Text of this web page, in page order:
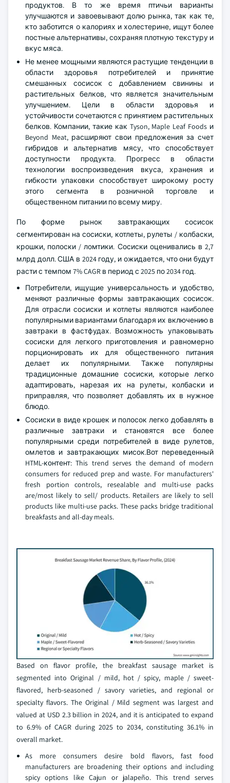
продуктов. В то же время птичьи варианты
улучшаются и завоевывают долю рынка, так как те,
кто заботится о калориях и холестерине, ищут более
постные альтернативы, сохраняя плотную текстуру и
вкус мяса.
Не менее мощными являются растущие тенденции в
области здоровья потребителей и принятие
смешанных сосисок с добавлением свинины и
растительных белков, что является значительным
улучшением. Цели в области здоровья и
устойчивости сочетаются с принятием растительных
белков. Компании, такие как Tyson, Maple Leaf Foods и
Beyond Meat, расширяют свои предложения за счет
гибридов и альтернатив мясу, что способствует
доступности продукта. Прогресс в области
технологии воспроизведения вкуса, хранения и
гибкости упаковки способствует широкому росту
этого сегмента в розничной торговле и
общественном питании по всему миру.
По форме рынок завтракающих сосисок
сегментирован на сосиски, котлеты, рулеты / колбаски,
крошки, полоски / ломтики. Сосиски оценивались в 2,7
млрд долл. США в 2024 году, и ожидается, что они будут
расти с темпом 7% CAGR в период с 2025 по 2034 год.
Потребители, ищущие универсальность и удобство,
меняют различные формы завтракающих сосисок.
Для отрасли сосиски и котлеты являются наиболее
популярными вариантами благодаря их включению в
завтраки в фастфудах. Возможность упаковывать
сосиски для легкого приготовления и равномерно
порционировать их для общественного питания
делает их популярными. Также популярны
традиционные домашние сосиски, которые легко
адаптировать, нарезая их на рулеты, колбаски и
приправляя, что позволяет добавлять их в нужное
блюдо.
Сосиски в виде крошек и полосок легко добавлять в
различные завтраки и становятся все более
популярными среди потребителей в виде рулетов,
омлетов и завтракающих мисок.Вот переведенный
HTML-контент: This trend serves the demand of modern
consumers for reduced prep and waste. For manufacturers'
fresh portion controls, resealable and multi-use packs
are/most likely to sell/ products. Retailers are likely to sell
products like multi-use packs. These packs bridge traditional
breakfasts and all-day meals.
Based on flavor profile, the breakfast sausage market is
segmented into Original / mild, hot / spicy, maple / sweet-
flavored, herb-seasoned / savory varieties, and regional or
specialty flavors. The Original / Mild segment was largest and
valued at USD 2.3 billion in 2024, and it is anticipated to expand
to 6.9% of CAGR during 2025 to 2034, constituting 36.1% in
overall market.
As more consumers desire bold flavors, fast food
manufacturers are broadening their options and including
spicy options like Cajun or jalapeño. This trend serves